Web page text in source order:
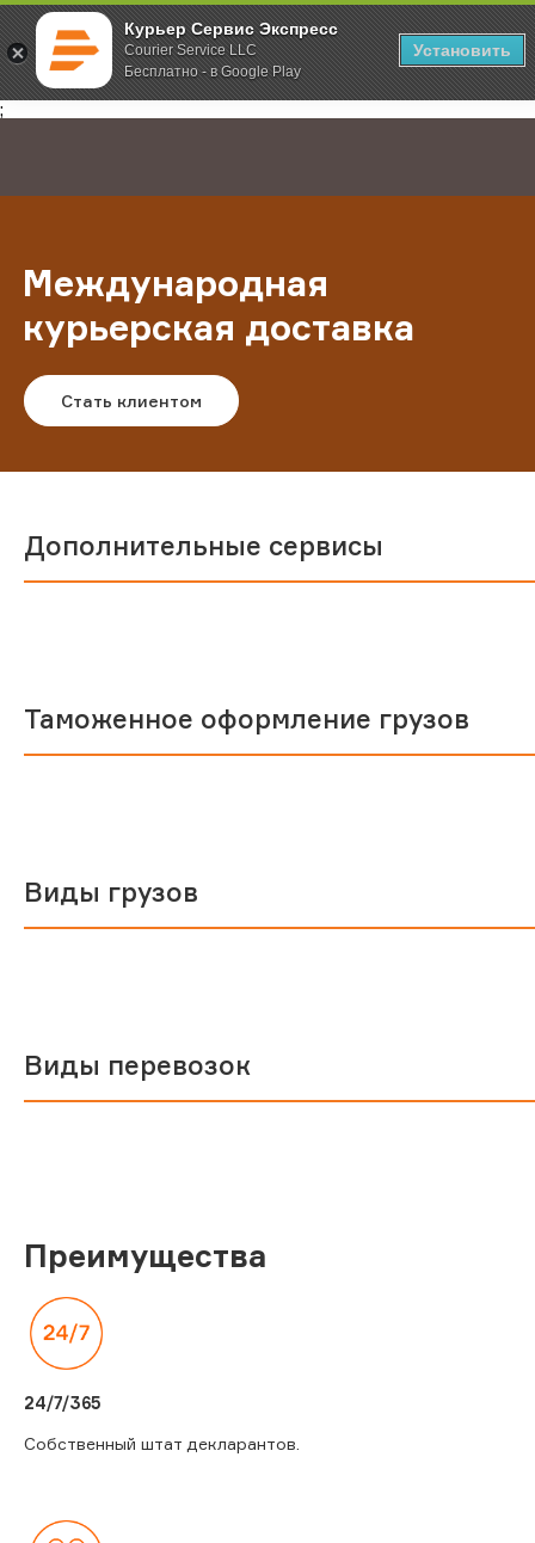
Курьер Сервис Экспресс
Courier Service LLC
Бесплатно - в Google Play
Установить
;
Главная Услуги Международная курьерская доставка
Международная
курьерская доставка
Стать клиентом
Дополнительные сервисы
Таможенное оформление грузов
Виды грузов
Виды перевозок
Преимущества
24/7/365
Собственный штат декларантов.